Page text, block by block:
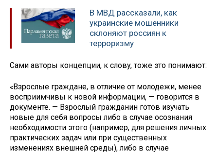
В МВД рассказали, как
украинские мошенники
склоняют россиян к
терроризму
Сами авторы концепции, к слову, тоже это понимают:
«Взрослые граждане, в отличие от молодежи, менее
восприимчивы к новой информации, — говорится в
документе. — Взрослый гражданин готов изучать
новые для себя вопросы либо в случае осознания
необходимости этого (например, для решения личных
практических задач или при существенных
изменениях внешней среды), либо в случае